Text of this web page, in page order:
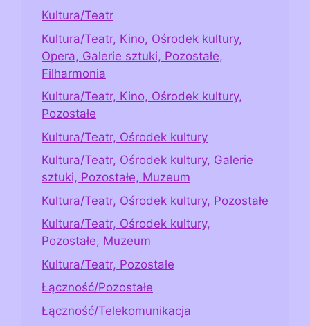
Kultura/Teatr
Kultura/Teatr, Kino, Ośrodek kultury,
Opera, Galerie sztuki, Pozostałe,
Filharmonia
Kultura/Teatr, Kino, Ośrodek kultury,
Pozostałe
Kultura/Teatr, Ośrodek kultury
Kultura/Teatr, Ośrodek kultury, Galerie
sztuki, Pozostałe, Muzeum
Kultura/Teatr, Ośrodek kultury, Pozostałe
Kultura/Teatr, Ośrodek kultury,
Pozostałe, Muzeum
Kultura/Teatr, Pozostałe
Łączność/Pozostałe
Łączność/Telekomunikacja